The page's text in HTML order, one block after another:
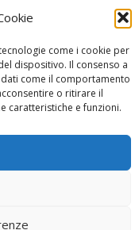
come i cookie per
dispositivo. Il consenso a
come il comportamento
o ritirare il
caratteristiche e funzioni.
i diritti sono riservati.